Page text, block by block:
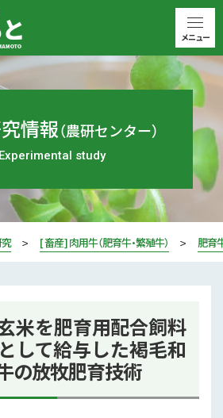
情報（農研センター）
Experimental study
[ 畜産 ] 肉用牛（肥育牛・繁殖牛） 肥育
米を肥育用配合飼料
して給与した褐毛和
の放牧肥育技術
メニュー